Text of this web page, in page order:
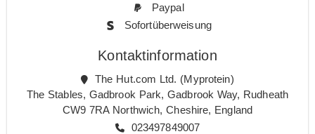
Paypal
Sofortüberweisung
Kontaktinformation
The Hut.com Ltd. (Myprotein)
The Stables, Gadbrook Park, Gadbrook Way, Rudheath
CW9 7RA Northwich, Cheshire, England
023497849007